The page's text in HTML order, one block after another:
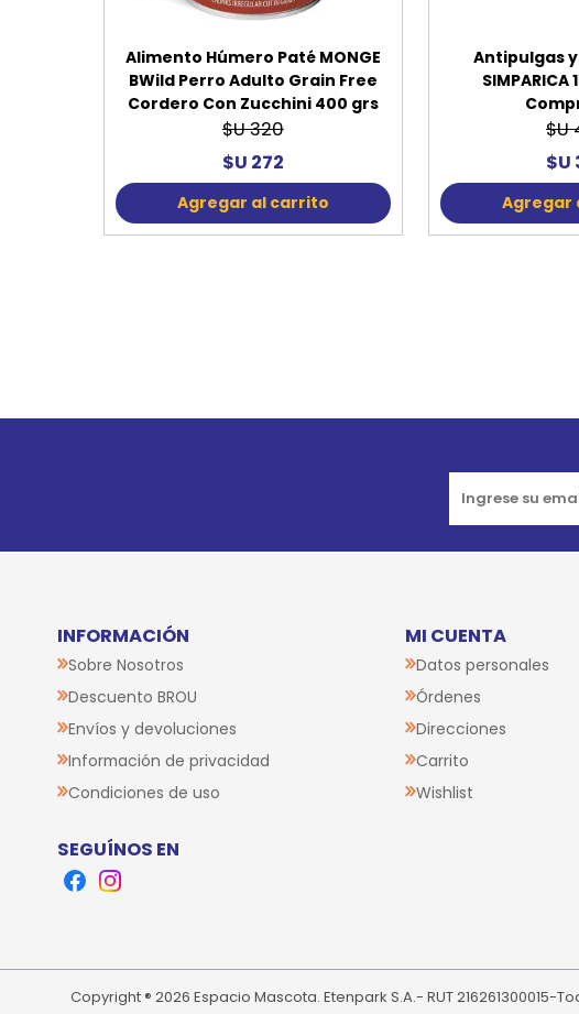
Alimento Húmero Paté MONGE
BWild Perro Adulto Grain Free
Cordero Con Zucchini 400 grs
$U 320
$U 272
Agregar al carrito
Antipulgas
SIMPARICA
$U
$U
Agregar
INFORMACIÓN
Sobre Nosotros
Descuento BROU
Envíos y devoluciones
Información de privacidad
Condiciones de uso
MI CUENTA
Datos personales
Órdenes
Direcciones
Carrito
Wishlist
SEGUÍNOS EN
FacebookInstagram
Copyright ® 2026 Espacio Mascota. Etenpark S.A.- RUT 216261300015-